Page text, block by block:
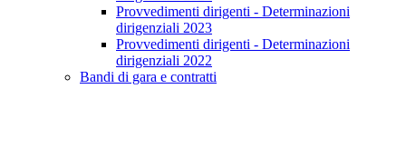
Provvedimenti dirigenti - Determinazioni
dirigenziali 2023
Provvedimenti dirigenti - Determinazioni
dirigenziali 2022
Bandi di gara e contratti